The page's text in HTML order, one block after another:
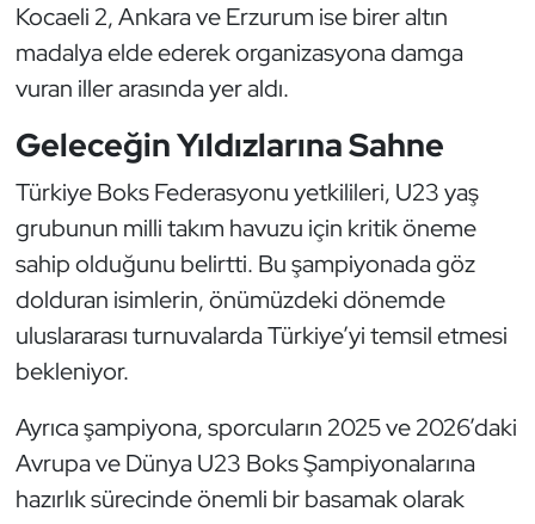
Kocaeli 2, Ankara ve Erzurum ise birer altın
madalya elde ederek organizasyona damga
vuran iller arasında yer aldı.
Geleceğin Yıldızlarına Sahne
Türkiye Boks Federasyonu yetkilileri, U23 yaş
grubunun milli takım havuzu için kritik öneme
sahip olduğunu belirtti. Bu şampiyonada göz
dolduran isimlerin, önümüzdeki dönemde
uluslararası turnuvalarda Türkiye’yi temsil etmesi
bekleniyor.
Ayrıca şampiyona, sporcuların 2025 ve 2026’daki
Avrupa ve Dünya U23 Boks Şampiyonalarına
hazırlık sürecinde önemli bir basamak olarak
Oryantiring
Özel Sporcular
Paralimpik
Ragbi
Satranç
Su Topu
Sualtı Sporları
Tekvando
Tenis